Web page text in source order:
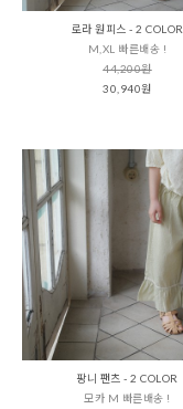
로라 원피스 - 2 COLOR
M,XL 빠른배송 !
44,200원
30,940원
팡니 팬츠 - 2 COLOR
모카 M 빠른배송 !